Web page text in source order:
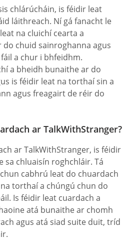
chlárúcháin, is féidir leat
láithreach. Ní gá fanacht le
na cluichí cearta a
chuid sainroghanna agus
a chur i bhfeidhm.
a bheidh bunaithe ar do
is féidir leat na torthaí sin a
agus freagairt de réir do
ar TalkWithStranger?
ar TalkWithStranger, is féidir
sa chluaisín roghchláir. Tá
cabhrú leat do chuardach
torthaí a chúngú chun do
Is féidir leat cuardach a
atá bunaithe ar chomh
agus atá siad suite duit, tríd